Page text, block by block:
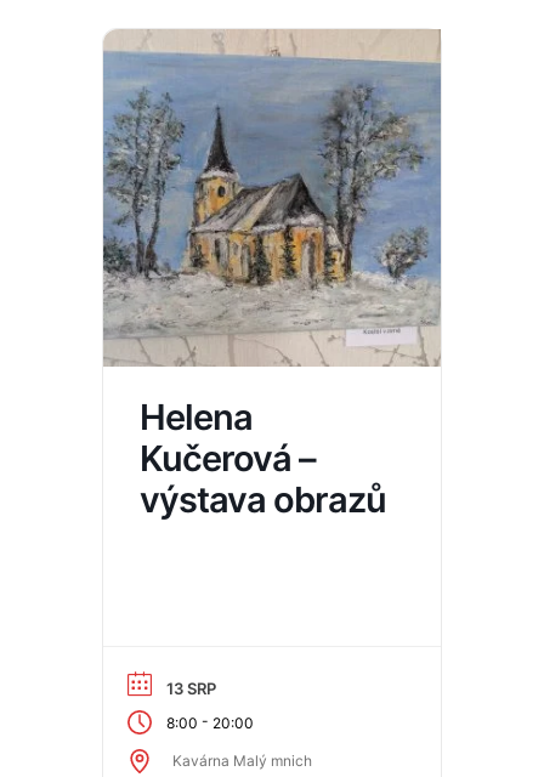
Helena
Kučerová –
výstava obrazů
13 SRP
8:00 - 20:00
Kavárna Malý mnich